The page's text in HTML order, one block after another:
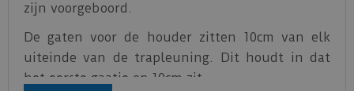
zijn voorgeboord.
De gaten voor de houder zitten 10cm van elk
uiteinde van de trapleuning. Dit houdt in dat
het eerste gaatje op 10cm zit.